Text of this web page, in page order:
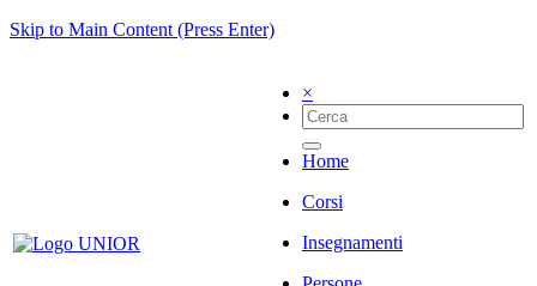
Skip to Main Content (Press Enter)
×
Home
Corsi
Insegnamenti